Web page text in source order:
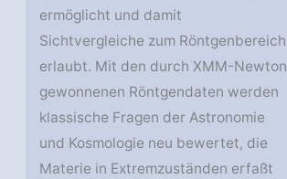
ermöglicht und damit
Sichtvergleiche zum Röntgenbereich
erlaubt. Mit den durch XMM-Newton
gewonnenen Röntgendaten werden
klassische Fragen der Astronomie
und Kosmologie neu bewertet, die
Materie in Extremzuständen erfaßt